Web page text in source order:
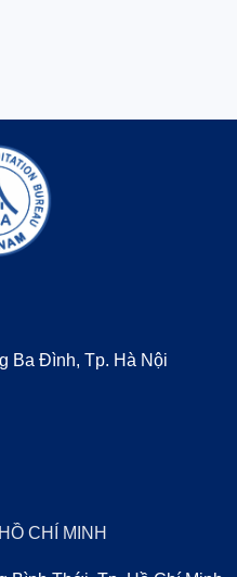
Ba Đình, Tp. Hà Nội
CHÍ MINH